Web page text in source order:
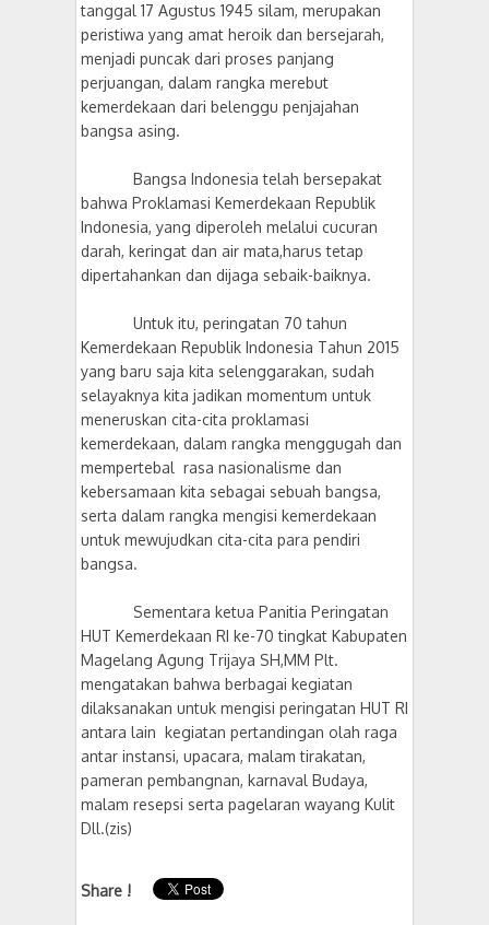
tanggal 17 Agustus 1945 silam, merupakan
peristiwa yang amat heroik dan bersejarah,
menjadi puncak dari proses panjang
perjuangan, dalam rangka merebut
kemerdekaan dari belenggu penjajahan
bangsa asing.
Bangsa Indonesia telah bersepakat
bahwa Proklamasi Kemerdekaan Republik
Indonesia, yang diperoleh melalui cucuran
darah, keringat dan air mata,harus tetap
dipertahankan dan dijaga sebaik-baiknya.
Untuk itu, peringatan 70 tahun
Kemerdekaan Republik Indonesia Tahun 2015
yang baru saja kita selenggarakan, sudah
selayaknya kita jadikan momentum untuk
meneruskan cita-cita proklamasi
kemerdekaan, dalam rangka menggugah dan
mempertebal rasa nasionalisme dan
kebersamaan kita sebagai sebuah bangsa,
serta dalam rangka mengisi kemerdekaan
untuk mewujudkan cita-cita para pendiri
bangsa.
Sementara ketua Panitia Peringatan
HUT Kemerdekaan RI ke-70 tingkat Kabupaten
Magelang Agung Trijaya SH,MM Plt.
mengatakan bahwa berbagai kegiatan
dilaksanakan untuk mengisi peringatan HUT RI
antara lain kegiatan pertandingan olah raga
antar instansi, upacara, malam tirakatan,
pameran pembangnan, karnaval Budaya,
malam resepsi serta pagelaran wayang Kulit
Dll.(zis)
Share !